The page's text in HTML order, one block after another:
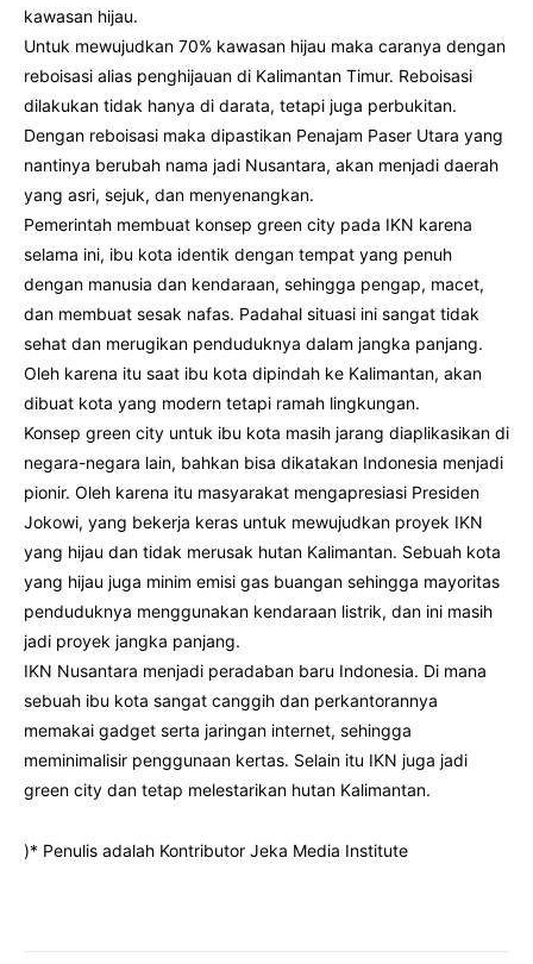
kawasan hijau.
Untuk mewujudkan 70% kawasan hijau maka caranya dengan
reboisasi alias penghijauan di Kalimantan Timur. Reboisasi
dilakukan tidak hanya di darata, tetapi juga perbukitan.
Dengan reboisasi maka dipastikan Penajam Paser Utara yang
nantinya berubah nama jadi Nusantara, akan menjadi daerah
yang asri, sejuk, dan menyenangkan.
Pemerintah membuat konsep green city pada IKN karena
selama ini, ibu kota identik dengan tempat yang penuh
dengan manusia dan kendaraan, sehingga pengap, macet,
dan membuat sesak nafas. Padahal situasi ini sangat tidak
sehat dan merugikan penduduknya dalam jangka panjang.
Oleh karena itu saat ibu kota dipindah ke Kalimantan, akan
dibuat kota yang modern tetapi ramah lingkungan.
Konsep green city untuk ibu kota masih jarang diaplikasikan di
negara-negara lain, bahkan bisa dikatakan Indonesia menjadi
pionir. Oleh karena itu masyarakat mengapresiasi Presiden
Jokowi, yang bekerja keras untuk mewujudkan proyek IKN
yang hijau dan tidak merusak hutan Kalimantan. Sebuah kota
yang hijau juga minim emisi gas buangan sehingga mayoritas
penduduknya menggunakan kendaraan listrik, dan ini masih
jadi proyek jangka panjang.
IKN Nusantara menjadi peradaban baru Indonesia. Di mana
sebuah ibu kota sangat canggih dan perkantorannya
memakai gadget serta jaringan internet, sehingga
meminimalisir penggunaan kertas. Selain itu IKN juga jadi
green city dan tetap melestarikan hutan Kalimantan.
)* Penulis adalah Kontributor Jeka Media Institute